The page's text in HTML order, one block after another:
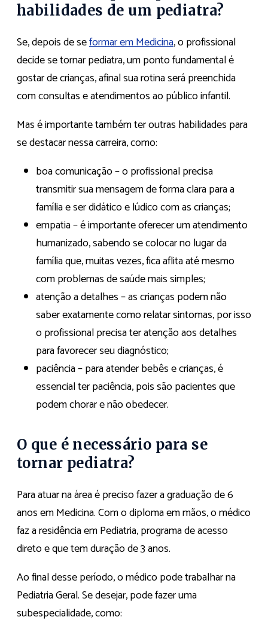
habilidades de um pediatra?
Se, depois de seformar em Medicina, o profissional
decide se tornar pediatra, um ponto fundamental é
gostar de crianças, afinal sua rotina será preenchida
com consultas e atendimentos ao público infantil.
Mas é importante também ter outras habilidades para
se destacar nessa carreira, como:
boa comunicação – o profissional precisa
transmitir sua mensagem de forma clara para a
família e ser didático e lúdico com as crianças;
empatia – é importante oferecer um atendimento
humanizado, sabendo se colocar no lugar da
família que, muitas vezes, fica aflita até mesmo
com problemas de saúde mais simples;
atenção a detalhes – as crianças podem não
saber exatamente como relatar sintomas, por isso
o profissional precisa ter atenção aos detalhes
para favorecer seu diagnóstico;
paciência – para atender bebês e crianças, é
essencial ter paciência, pois são pacientes que
podem chorar e não obedecer.
O que é necessário para se
tornar pediatra?
Para atuar na área é preciso fazer a graduação de 6
anos em Medicina. Com o diploma em mãos, o médico
faz a residência em Pediatria, programa de acesso
direto e que tem duração de 3 anos.
Ao final desse período, o médico pode trabalhar na
Pediatria Geral. Se desejar, pode fazer uma
subespecialidade, como: